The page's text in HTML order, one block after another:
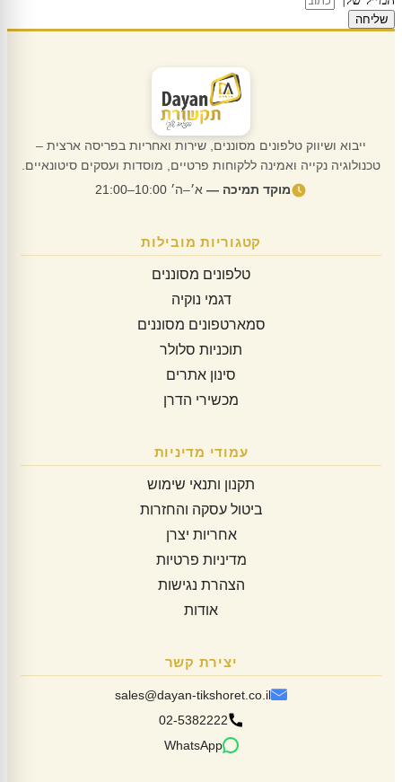
שליחה
ייבוא ושיווק טלפונים מסוננים, שירות ואחריות בפריסה ארצית –
טכנולוגיה נקייה ואמינה ללקוחות פרטיים, מוסדות ועסקים סיטונאיים.
מוקד תמיכה — א׳–ה׳ 10:00–21:00
קטגוריות מובילות
טלפונים מסוננים
דגמי נוקיה
סמארטפונים מסוננים
תוכניות סלולר
סינון אתרים
מכשירי הדרן
עמודי מדיניות
תקנון ותנאי שימוש
ביטול עסקה והחזרות
אחריות יצרן
מדיניות פרטיות
הצהרת נגישות
אודות
יצירת קשר
sales@dayan-tikshoret.co.il
02-5382222
WhatsApp